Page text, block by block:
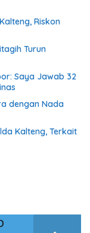
Riskon
Turun
Saya Jawab 32
dengan Nada
Kalteng, Terkait